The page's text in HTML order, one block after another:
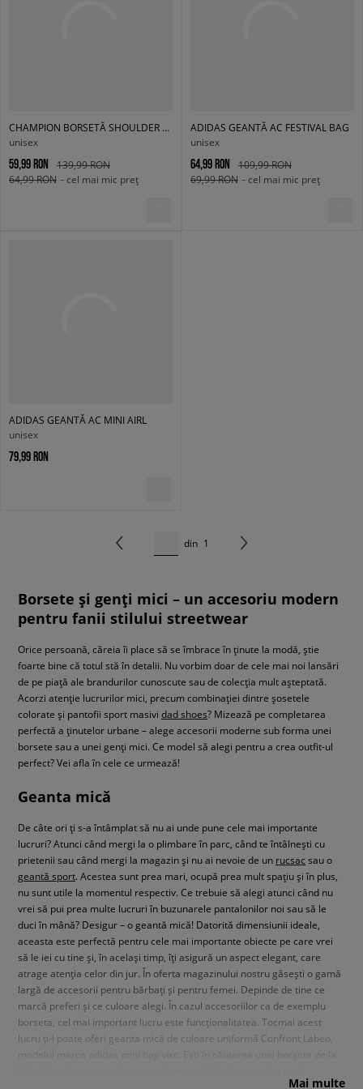
CHAMPION BORSETĂ SHOULDER BAG
unisex
59,99 RON
139,99 RON
64,99 RON - cel mai mic preț
ADIDAS GEANTĂ AC FESTIVAL BAG
unisex
64,99 RON
109,99 RON
69,99 RON - cel mai mic preț
ADIDAS GEANTĂ AC MINI AIRL
unisex
79,99 RON
din 1
Borsete și genți mici – un accesoriu modern
pentru fanii stilului streetwear
Orice persoană, căreia îi place să se îmbrace în ținute la modă, știe
foarte bine că totul stă în detalii. Nu vorbim doar de cele mai noi lansări
de pe piață ale brandurilor cunoscute sau de colecția mult așteptată.
Acorzi atenție lucrurilor mici, precum combinației dintre șosetele
colorate și pantofii sport masivi dad shoes? Mizează pe completarea
perfectă a ținutelor urbane – alege accesorii moderne sub forma unei
borsete sau a unei genți mici. Ce model să alegi pentru a crea outfit-ul
perfect? Vei afla în cele ce urmează!
Geanta mică
De câte ori ți s-a întâmplat să nu ai unde pune cele mai importante
lucruri? Atunci când mergi la o plimbare în parc, când te întâlnești cu
prietenii sau când mergi la magazin și nu ai nevoie de un rucsac sau o
geantă sport. Acestea sunt prea mari, ocupă prea mult spațiu și în plus,
nu sunt utile la momentul respectiv. Ce trebuie să alegi atunci când nu
vrei să pui prea multe lucruri în buzunarele pantalonilor noi sau să le
duci în mână? Desigur – o geantă mică! Datorită dimensiunii ideale,
aceasta este perfectă pentru cele mai importante obiecte pe care vrei
să le iei cu tine și, în același timp, îți asigură un aspect elegant, care
atrage atenția celor din jur. În oferta magazinului nostru găsești o gamă
largă de accesorii pentru bărbați și pentru femei. Depinde de tine ce
marcă preferi și ce culoare alegi. În cazul accesoriilor ca de exemplu
borseta, cel mai important lucru este funcționalitatea. Tocmai acest
lucru ți-l poate oferi geanta mică de culoare uniformă Confront Labeo,
Mai multe